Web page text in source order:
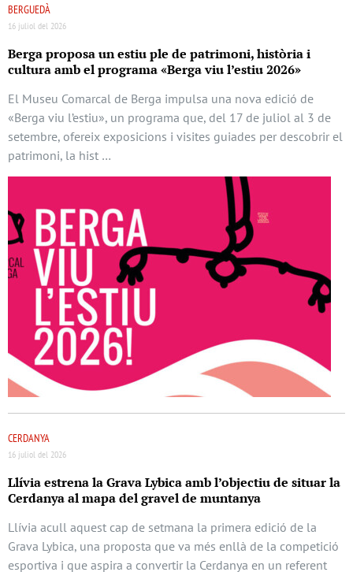
BERGUEDÀ
16 juliol del 2026
Berga proposa un estiu ple de patrimoni, història i
cultura amb el programa «Berga viu l’estiu 2026»
El Museu Comarcal de Berga impulsa una nova edició de
«Berga viu l’estiu», un programa que, del 17 de juliol al 3 de
setembre, ofereix exposicions i visites guiades per descobrir el
patrimoni, la hist …
CERDANYA
16 juliol del 2026
Llívia estrena la Grava Lybica amb l’objectiu de situar la
Cerdanya al mapa del gravel de muntanya
Llívia acull aquest cap de setmana la primera edició de la
Grava Lybica, una proposta que va més enllà de la competició
esportiva i que aspira a convertir la Cerdanya en un referent